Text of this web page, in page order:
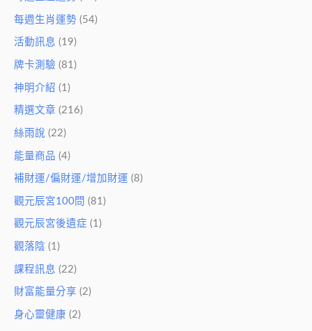
每週生肖運勢 (54)
活動訊息 (19)
牌卡測驗 (81)
神明介紹 (1)
精選文章 (216)
絲雨說 (22)
能量商品 (4)
補財運/偏財運/增加財運 (8)
觀元辰宮100問 (81)
觀元辰宮後遺症 (1)
觀落陰 (1)
課程訊息 (22)
財富能量分享 (2)
身心靈健康 (2)